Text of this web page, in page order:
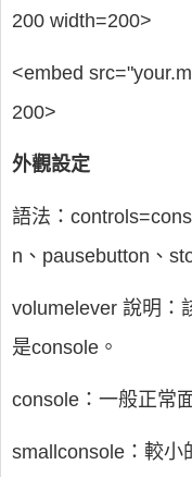
200 width=200>
<embed
200>
外觀設定
語法：
n、pausebutton、
volumelever 說明：
是console。
console：一般正常
smallconsole：較小